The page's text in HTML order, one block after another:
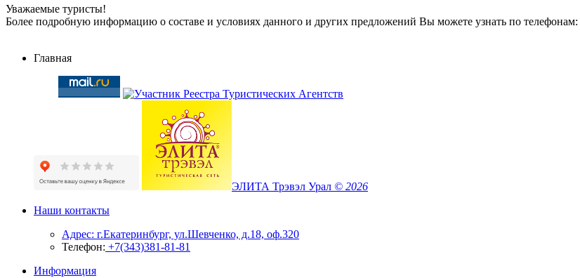
Уважаемые туристы!
Более подробную информацию о составе и условиях данного и других предложений Вы можете узнать по телефонам:
Главная
ЭЛИТА Трэвэл Урал © 2026
Наши контакты
Адрес: г.Екатеринбург, ул.Шевченко, д.18, оф.320
Телефон: +7(343)381-81-81
Информация